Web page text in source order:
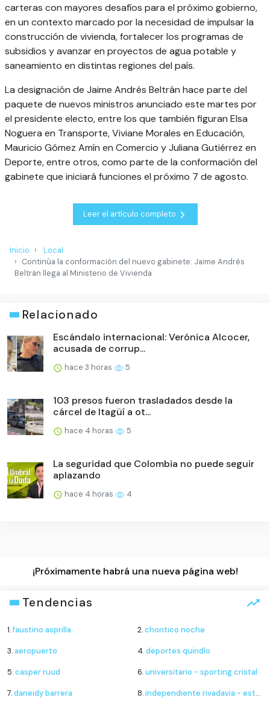
carteras con mayores desafíos para el próximo gobierno,
en un contexto marcado por la necesidad de impulsar la
construcción de vivienda, fortalecer los programas de
subsidios y avanzar en proyectos de agua potable y
saneamiento en distintas regiones del país.
La designación de Jaime Andrés Beltrán hace parte del
paquete de nuevos ministros anunciado este martes por
el presidente electo, entre los que también figuran Elsa
Noguera en Transporte, Viviane Morales en Educación,
Mauricio Gómez Amín en Comercio y Juliana Gutiérrez en
Deporte, entre otros, como parte de la conformación del
gabinete que iniciará funciones el próximo 7 de agosto.
Leer el artículo completo
Inicio
Local
Continúa la conformación del nuevo gabinete: Jaime Andrés
Beltrán llega al Ministerio de Vivienda
Relacionado
Escándalo internacional: Verónica Alcocer,
acusada de corrup...
hace 3 horas 5
103 presos fueron trasladados desde la
cárcel de Itagüí a ot...
hace 4 horas 5
La seguridad que Colombia no puede seguir
aplazando
hace 4 horas 4
¡Próximamente habrá una nueva página web!
Tendencias
1.faustino asprilla 2.chontico noche
3.aeropuerto 4.deportes quindío
5.casper ruud 6.universitario - sporting cristal
7.daneidy barrera 8.independiente rivadavia - estudiantes de río cuarto